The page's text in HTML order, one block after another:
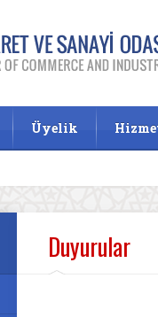
Üyelik
Duyurular